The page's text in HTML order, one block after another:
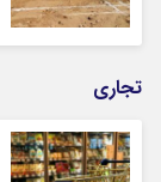
تجاری